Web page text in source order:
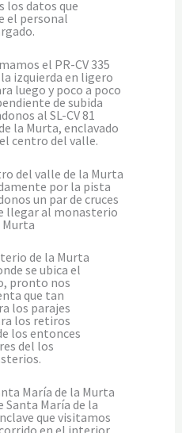
los datos que
el personal
el PR-CV 335
izquierda en ligero
luego y poco a poco
de subida
al SL-CV 81
la Murta, enclavado
centro del valle.
por la pista
un par de cruces
llegar al monasterio
Murta
se ubica el
pronto nos
que tan
los parajes
los retiros
los entonces
del los
María de la
que visitamos
en el interior